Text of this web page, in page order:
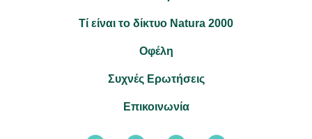
Τί είναι το δίκτυο Natura 2000
Οφέλη
Συχνές Ερωτήσεις
Επικοινωνία